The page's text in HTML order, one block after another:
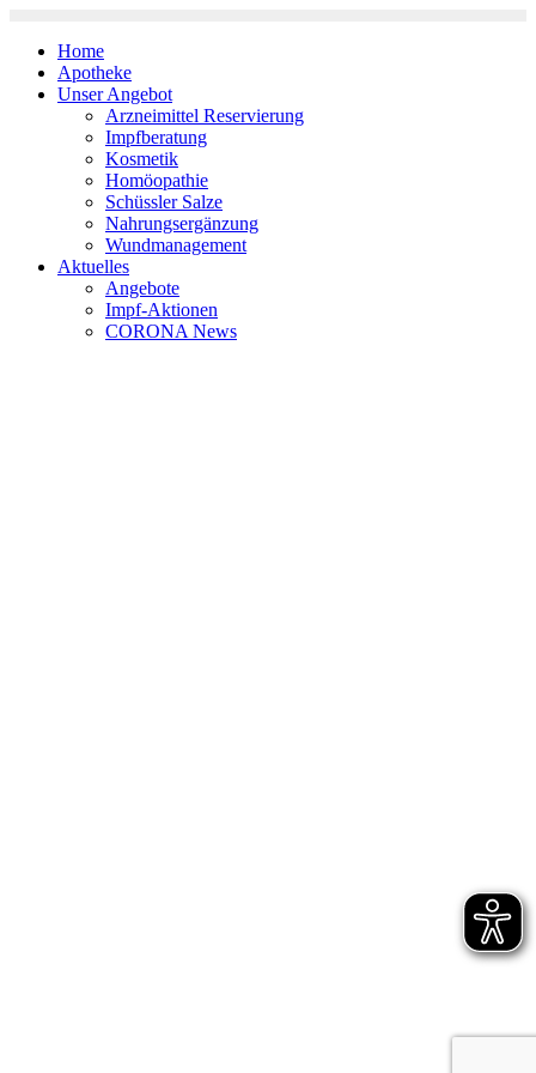
springen
Home
Apotheke
Unser Angebot
Arzneimittel Reservierung
Impfberatung
Kosmetik
Homöopathie
Schüssler Salze
Nahrungsergänzung
Wundmanagement
Aktuelles
Angebote
Impf-Aktionen
CORONA News